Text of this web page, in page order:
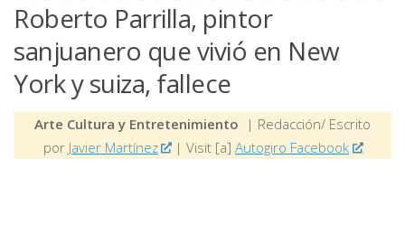
Roberto Parrilla, pintor
sanjuanero que vivió en New
York y suiza, fallece
Arte Cultura y Entretenimiento | Redacción/ Escrito
por Javier Martínez | Visit [a] Autogiro Facebook